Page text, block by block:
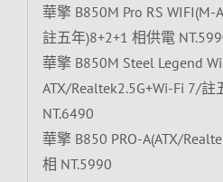
華擎 B850M Pro RS WIFI(M-
註五年)8+2+1 相供電
華擎 B850M Steel Legend
ATX/Realtek2.5G+Wi-Fi 7/
NT.6490
華擎 B850 PRO-A(ATX/
相 NT.5990